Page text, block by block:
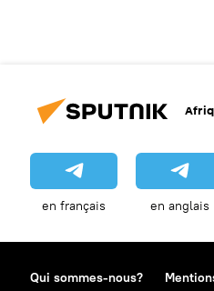
en français en anglais
Qui sommes-nous?